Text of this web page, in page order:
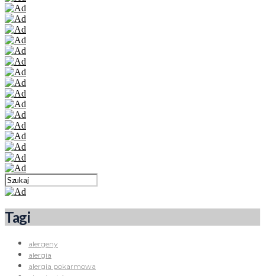
Tagi
alergeny
alergia
alergia pokarmowa